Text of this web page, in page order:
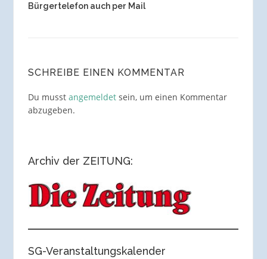
Bürgertelefon auch per Mail
SCHREIBE EINEN KOMMENTAR
Du musst angemeldetsein, um einen Kommentar
abzugeben.
Archiv der ZEITUNG:
SG-Veranstaltungskalender